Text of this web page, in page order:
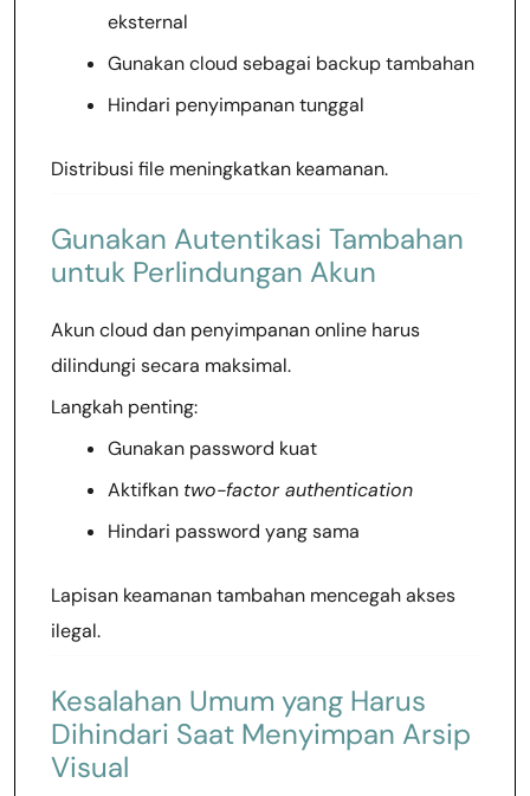
eksternal
Gunakan cloud sebagai backup tambahan
Hindari penyimpanan tunggal
Distribusi file meningkatkan keamanan.
Gunakan Autentikasi Tambahan
untuk Perlindungan Akun
Akun cloud dan penyimpanan online harus
dilindungi secara maksimal.
Langkah penting:
Gunakan password kuat
Aktifkan two-factor authentication
Hindari password yang sama
Lapisan keamanan tambahan mencegah akses
ilegal.
Kesalahan Umum yang Harus
Dihindari Saat Menyimpan Arsip
Visual